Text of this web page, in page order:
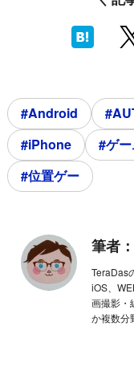
#Android
#iPhone
#ゲ
#位置ゲー
筆者：
TeraDas
iOS、
画撮影・
か複数分